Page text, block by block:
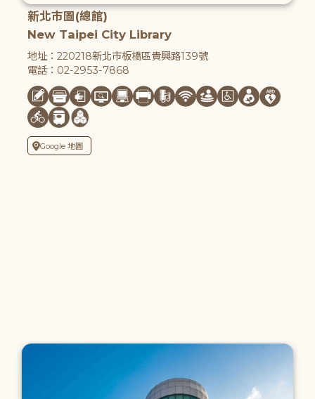
新北市圖(總館)
New Taipei City Library
地址：220218新北市板橋區貴興路139號
電話：02-2953-7868
Google 地圖